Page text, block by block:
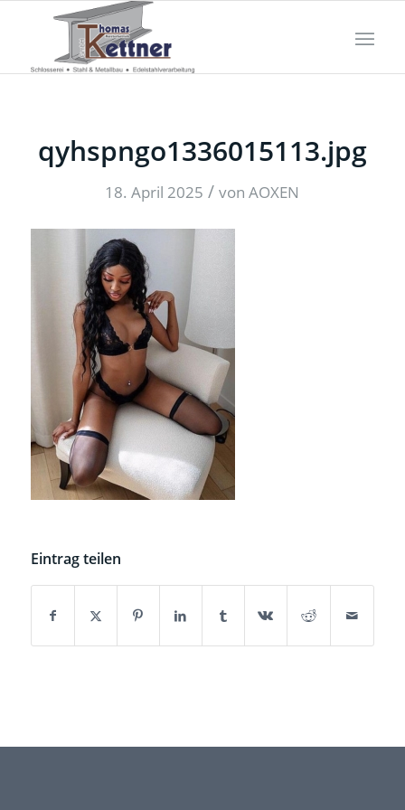
qyhspngo1336015113.jpg
18. April 2025 / vonAOXEN
Eintrag teilen